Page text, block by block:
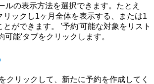
ルの表示方法を選択できます。たとえ
リックし1ヶ月全体を表示する、または1
とができます。 '予約'可能な対象をリスト
可能'タブをクリックします。
クリックして、新たに予約を作成してく